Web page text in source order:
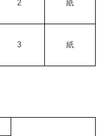
2 紙
3 紙